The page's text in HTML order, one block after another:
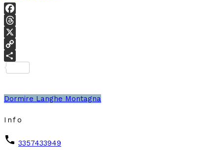
Facebook
Threads
X
Copy
Link
Dormire Langhe Montagna
Info
phone 3357433949